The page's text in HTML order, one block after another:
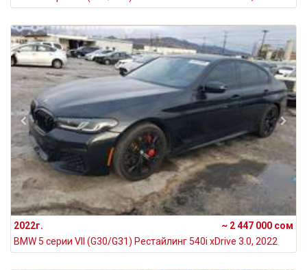
2022г.
~ 2 447 000 сом
BMW 5 серии VII (G30/G31) Рестайлинг 540i xDrive 3.0, 2022